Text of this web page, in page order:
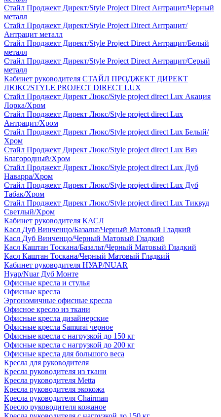
Стайл Проджект Директ/Style Project Direct Антрацит/Черный
металл
Стайл Проджект Директ/Style Project Direct Антрацит/
Антрацит металл
Стайл Проджект Директ/Style Project Direct Антрацит/Белый
металл
Стайл Проджект Директ/Style Project Direct Антрацит/Серый
металл
Кабинет руководителя СТАЙЛ ПРОДЖЕКТ ДИРЕКТ
ЛЮКС/STYLE PROJECT DIRECT LUX
Стайл Проджект Директ Люкс/Style project direct Lux Акация
Лорка/Хром
Стайл Проджект Директ Люкс/Style project direct Lux
Антрацит/Хром
Стайл Проджект Директ Люкс/Style project direct Lux Белый/
Хром
Стайл Проджект Директ Люкс/Style project direct Lux Вяз
Благородный/Хром
Стайл Проджект Директ Люкс/Style project direct Lux Дуб
Наварра/Хром
Стайл Проджект Директ Люкс/Style project direct Lux Дуб
Табак/Хром
Стайл Проджект Директ Люкс/Style project direct Lux Тиквуд
Светлый/Хром
Кабинет руководителя КАСЛ
Касл Дуб Винченцо/Базальт/Черный Матовый Гладкий
Касл Дуб Винченцо/Черный Матовый Гладкий
Касл Каштан Тоскана/Базальт/Черный Матовый Гладкий
Касл Каштан Тоскана/Черный Матовый Гладкий
Кабинет руководителя НУАР/NUAR
Нуар/Nuar Дуб Монте
Офисные кресла и стулья
Офисные кресла
Эргономичные офисные кресла
Офисное кресло из ткани
Офисные кресла дизайнерские
Офисные кресла Samurai черное
Офисные кресла с нагрузкой до 150 кг
Офисные кресла с нагрузкой до 200 кг
Офисные кресла для большого веса
Кресла для руководителя
Кресла руководителя из ткани
Кресла руководителя Metta
Кресла руководителя экокожа
Кресла руководителя Chairman
Кресло руководителя кожаное